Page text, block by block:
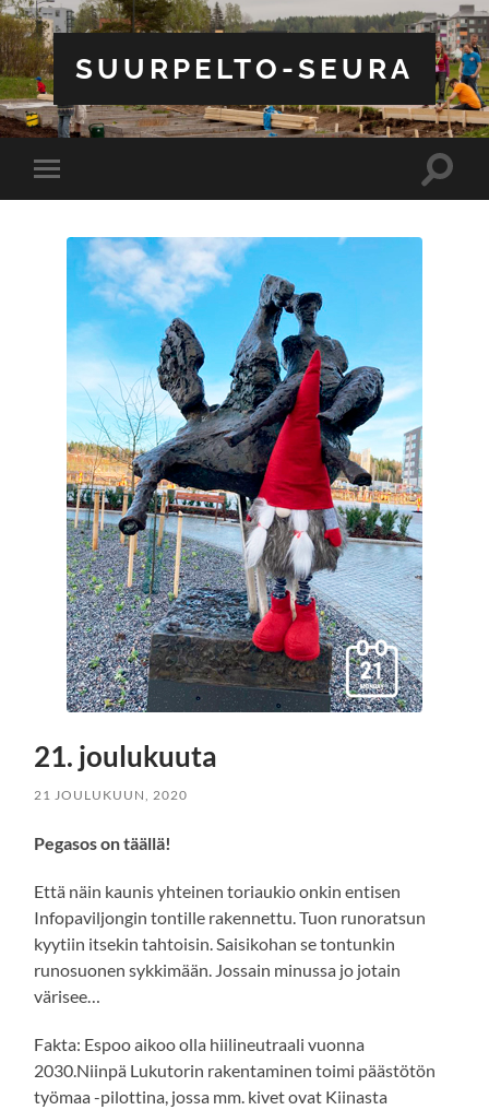
SUURPELTO-SEURA
Toggle
mobile
Toggle
21. joulukuuta
21 JOULUKUUN, 2020
Pegasos on täällä!
Että näin kaunis yhteinen toriaukio onkin entisen
Infopaviljongin tontille rakennettu. Tuon runoratsun
kyytiin itsekin tahtoisin. Saisikohan se tontunkin
runosuonen sykkimään. Jossain minussa jo jotain
värisee…
Fakta: Espoo aikoo olla hiilineutraali vuonna
2030.Niinpä Lukutorin rakentaminen toimi päästötön
työmaa -pilottina, jossa mm. kivet ovat Kiinasta